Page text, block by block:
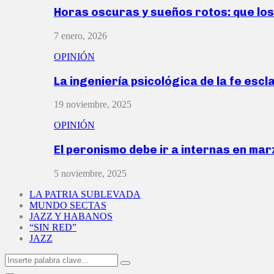
Horas oscuras y sueños rotos: que
7 enero, 2026
OPINIÓN
La ingeniería psicológica de la fe
19 noviembre, 2025
OPINIÓN
El peronismo debe ir a internas en
5 noviembre, 2025
LA PATRIA SUBLEVADA
MUNDO SECTAS
JAZZ Y HABANOS
“SIN RED”
JAZZ
Search
for:
Search